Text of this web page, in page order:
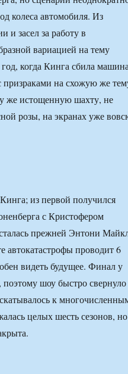
колеса автомобиля. Из
и засел за работу в
вариацией на тему
когда Кинга сбила
на схожую же
же истощенную шахту, не
розы, на экранах уже
из первой получился
с Кристофером
прежней Энтони
автокатастрофы проводит 6
видеть будущее. Финал у
шоу быстро свернуло
к
целых шесть сезонов, но